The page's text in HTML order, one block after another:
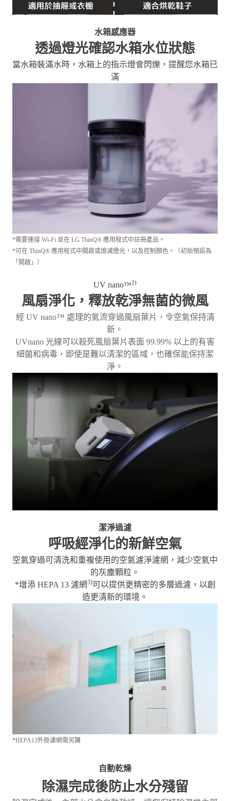
水箱感應器
透過燈光確認水箱水位狀態
當水箱裝滿水時，水箱上的指示燈會閃爍，提醒您水箱已
滿
*需要連接 Wi-Fi 並在 LG ThinQ® 應用程式中註冊產品。
*可在 ThinQ® 應用程式中開啟或熄滅燈光，以及控制顏色。（初始預設為
「開啟」）
UV nano™2)
風扇淨化，釋放乾淨無菌的微風
經 UV nano™ 處理的氣流穿過風扇葉片，令空氣保持清
新。
UVnano 光線可以殺死風扇葉片表面 99.99% 以上的有害
細菌和病毒，即使是難以清潔的區域，也確保能保持潔
淨。
潔淨過濾
呼吸經淨化的新鮮空氣
空氣穿過可清洗和重複使用的空氣濾淨濾網，減少空氣中
的灰塵顆粒。
*增添 HEPA 13 濾網3)可以提供更精密的多層過濾，以創
造更清新的環境。
*HEPA13外掛濾網需另購
自動乾燥
除濕完成後防止水分殘留